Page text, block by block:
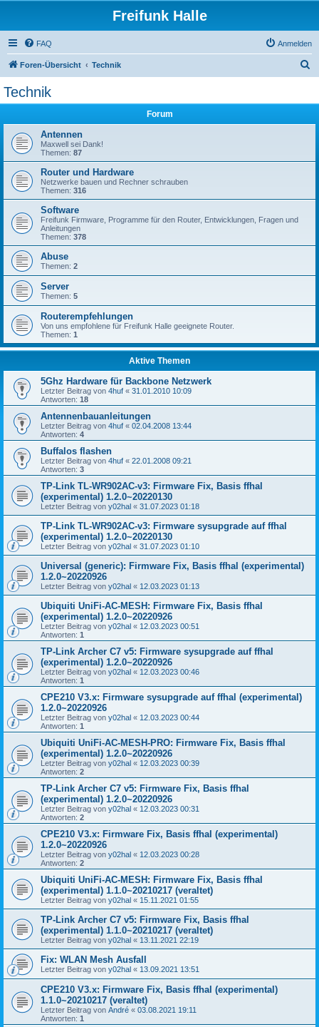
Freifunk Halle
FAQ Anmelden
Foren-Übersicht Technik
Technik
Forum
Antennen
Maxwell sei Dank!
Themen: 87
Router und Hardware
Netzwerke bauen und Rechner schrauben
Themen: 316
Software
Freifunk Firmware, Programme für den Router, Entwicklungen, Fragen und
Anleitungen
Themen: 378
Abuse
Themen: 2
Server
Themen: 5
Routerempfehlungen
Von uns empfohlene für Freifunk Halle geeignete Router.
Themen: 1
Aktive Themen
5Ghz Hardware für Backbone Netzwerk
Letzter Beitrag von 4huf « 31.01.2010 10:09
Antworten: 18
Antennenbauanleitungen
Letzter Beitrag von 4huf « 02.04.2008 13:44
Antworten: 4
Buffalos flashen
Letzter Beitrag von 4huf « 22.01.2008 09:21
Antworten: 3
TP-Link TL-WR902AC-v3: Firmware Fix, Basis ffhal
(experimental) 1.2.0~20220130
Letzter Beitrag von y02hal « 31.07.2023 01:18
TP-Link TL-WR902AC-v3: Firmware sysupgrade auf ffhal
(experimental) 1.2.0~20220130
Letzter Beitrag von y02hal « 31.07.2023 01:10
Universal (generic): Firmware Fix, Basis ffhal (experimental)
1.2.0~20220926
Letzter Beitrag von y02hal « 12.03.2023 01:13
Ubiquiti UniFi-AC-MESH: Firmware Fix, Basis ffhal
(experimental) 1.2.0~20220926
Letzter Beitrag von y02hal « 12.03.2023 00:51
Antworten: 1
TP-Link Archer C7 v5: Firmware sysupgrade auf ffhal
(experimental) 1.2.0~20220926
Letzter Beitrag von y02hal « 12.03.2023 00:46
Antworten: 1
CPE210 V3.x: Firmware sysupgrade auf ffhal (experimental)
1.2.0~20220926
Letzter Beitrag von y02hal « 12.03.2023 00:44
Antworten: 1
Ubiquiti UniFi-AC-MESH-PRO: Firmware Fix, Basis ffhal
(experimental) 1.2.0~20220926
Letzter Beitrag von y02hal « 12.03.2023 00:39
Antworten: 2
TP-Link Archer C7 v5: Firmware Fix, Basis ffhal
(experimental) 1.2.0~20220926
Letzter Beitrag von y02hal « 12.03.2023 00:31
Antworten: 2
CPE210 V3.x: Firmware Fix, Basis ffhal (experimental)
1.2.0~20220926
Letzter Beitrag von y02hal « 12.03.2023 00:28
Antworten: 2
Ubiquiti UniFi-AC-MESH: Firmware Fix, Basis ffhal
(experimental) 1.1.0~20210217 (veraltet)
Letzter Beitrag von y02hal « 15.11.2021 01:55
TP-Link Archer C7 v5: Firmware Fix, Basis ffhal
(experimental) 1.1.0~20210217 (veraltet)
Letzter Beitrag von y02hal « 13.11.2021 22:19
Fix: WLAN Mesh Ausfall
Letzter Beitrag von y02hal « 13.09.2021 13:51
CPE210 V3.x: Firmware Fix, Basis ffhal (experimental)
1.1.0~20210217 (veraltet)
Letzter Beitrag von André « 03.08.2021 19:11
Antworten: 1